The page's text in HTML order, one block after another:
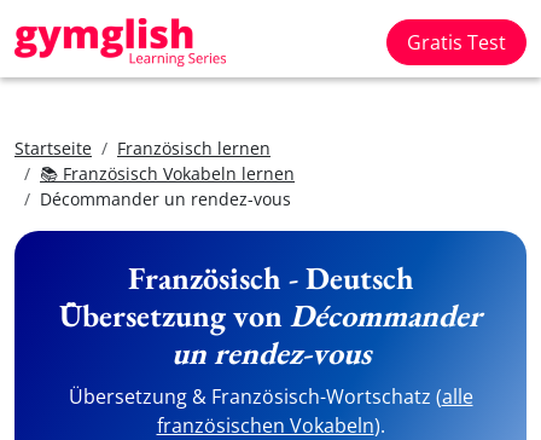
Gratis Test
Startseite
Französisch lernen
📚 Französisch Vokabeln lernen
Décommander un rendez-vous
Französisch - Deutsch
Übersetzung vonDécommander
un rendez-vous
Übersetzung & Französisch-Wortschatz (alle
französischen Vokabeln).